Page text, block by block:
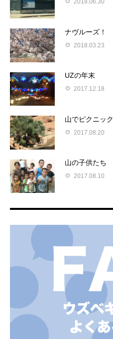
2018.06.30
ナヴルーズ！
2018.03.23
UZの年末
2017.12.18
山でピクニック
2017.08.20
山の子供たち
2017.08.10